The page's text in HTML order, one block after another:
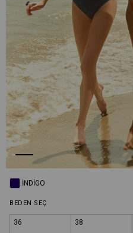
İNDIGO
BEDEN SEÇ
36 38